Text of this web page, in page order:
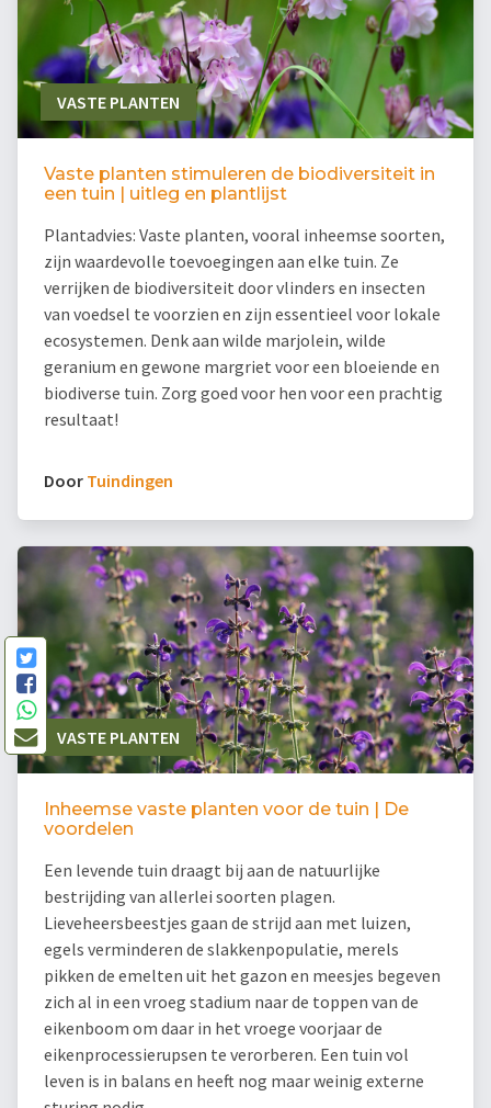
VASTE PLANTEN
Vaste planten stimuleren de biodiversiteit in
een tuin | uitleg en plantlijst
Plantadvies: Vaste planten, vooral inheemse soorten,
zijn waardevolle toevoegingen aan elke tuin. Ze
verrijken de biodiversiteit door vlinders en insecten
van voedsel te voorzien en zijn essentieel voor lokale
ecosystemen. Denk aan wilde marjolein, wilde
geranium en gewone margriet voor een bloeiende en
biodiverse tuin. Zorg goed voor hen voor een prachtig
resultaat!
Door Tuindingen
VASTE PLANTEN
Inheemse vaste planten voor de tuin | De
voordelen
Een levende tuin draagt bij aan de natuurlijke
bestrijding van allerlei soorten plagen.
Lieveheersbeestjes gaan de strijd aan met luizen,
egels verminderen de slakkenpopulatie, merels
pikken de emelten uit het gazon en meesjes begeven
zich al in een vroeg stadium naar de toppen van de
eikenboom om daar in het vroege voorjaar de
eikenprocessierupsen te verorberen. Een tuin vol
leven is in balans en heeft nog maar weinig externe